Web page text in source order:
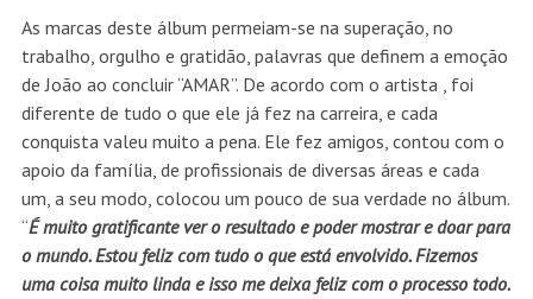
As marcas deste álbum permeiam-se na superação, no
trabalho, orgulho e gratidão, palavras que definem a emoção
de João ao concluir “AMAR”. De acordo com o artista , foi
diferente de tudo o que ele já fez na carreira, e cada
conquista valeu muito a pena. Ele fez amigos, contou com o
apoio da família, de profissionais de diversas áreas e cada
um, a seu modo, colocou um pouco de sua verdade no álbum.
“É muito gratificante ver o resultado e poder mostrar e doar para
o mundo. Estou feliz com tudo o que está envolvido. Fizemos
uma coisa muito linda e isso me deixa feliz com o processo todo.